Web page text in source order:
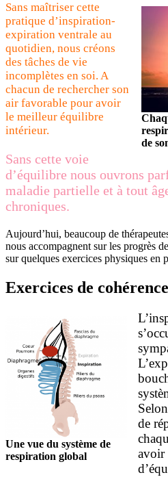
de
Sans maîtriser cette
pratique d’inspiration-
expiration ventrale au
quotidien, nous créons
des tâches de vie
incomplètes en soi. A
chacun de rechercher son
air favorable pour avoir
le meilleur équilibre
intérieur.
Sans cette voie
d’équilibre nous ouvrons
maladie partielle et à tout
chroniques.
Aujourd’hui, beaucoup de
nous accompagnent sur les progrès
sur quelques exercices physiques
Exercices de
Une vue du système de
respiration global
de
avoir